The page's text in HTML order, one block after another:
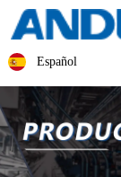
Español